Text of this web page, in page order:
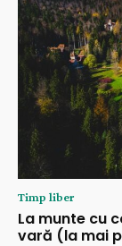
Timp liber
La munte cu
vară (la mai